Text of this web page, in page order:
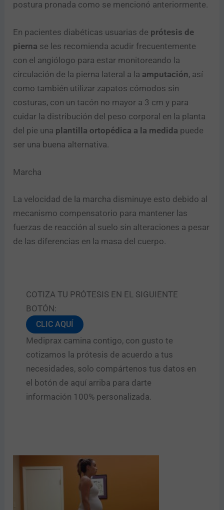
postura pronada como se mencionó anteriormente.
En pacientes diabéticas usuarias de prótesis de
pierna se les recomienda acudir frecuentemente
con el angiólogo para estar monitoreando la
circulación de la pierna lateral a la amputación, así
como también utilizar zapatos cómodos sin
costuras, con un tacón no mayor a 3 cm y para
cuidar la distribución del peso corporal en la planta
del pie una plantilla ortopédica a la medida puede
ser una buena alternativa.
Marcha
La velocidad de la marcha disminuye esto debido al
mecanismo compensatorio para mantener las
fuerzas de reacción al suelo sin alteraciones a pesar
de las diferencias en la masa del cuerpo.
COTIZA TU PRÓTESIS EN EL SIGUIENTE
BOTÓN:
CLIC AQUÍ
Mediprax camina contigo, con gusto te
cotizamos la prótesis de acuerdo a tus
necesidades, solo compártenos tus datos en
el botón de aquí arriba para darte
información 100% personalizada.